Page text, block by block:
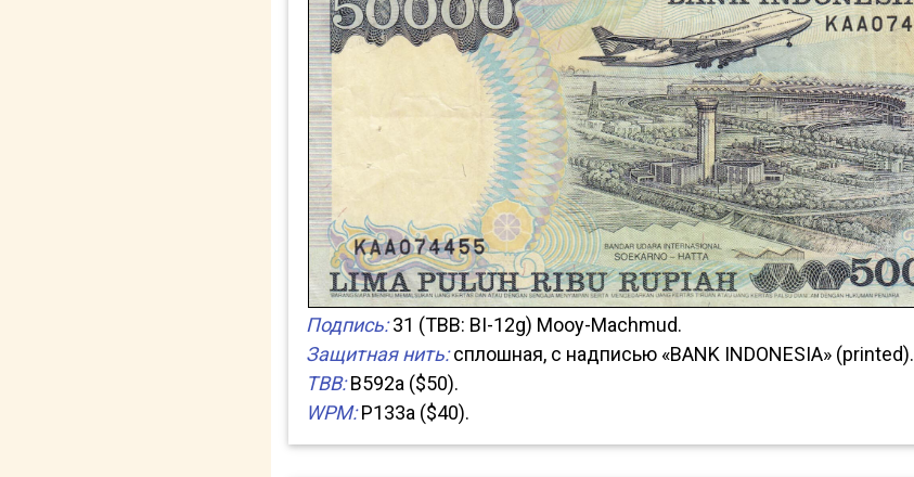
Подпись:31 (TBB: BI-12g) Mooy-Machmud.
Защитная нить:сплошная, с надписью «BANK INDONESIA» (printed).
TBB:B592a ($50).
WPM:P133a ($40).